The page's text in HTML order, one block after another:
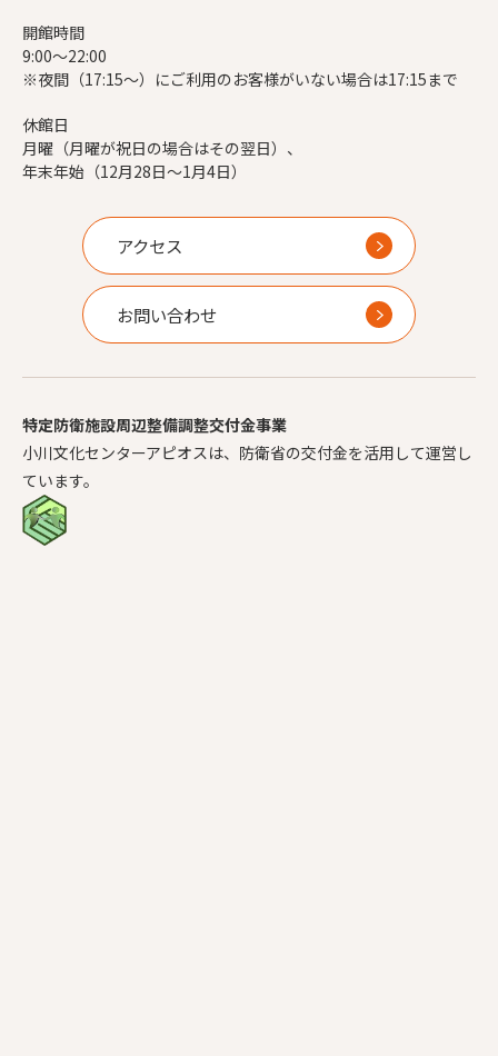
開館時間
9:00～22:00
※夜間（17:15～）にご利用のお客様がいない場合は17:15まで
休館日
月曜（月曜が祝日の場合はその翌日）、
年末年始（12月28日～1月4日）
アクセス
お問い合わせ
特定防衛施設周辺整備調整交付金事業
小川文化センターアピオスは、防衛省の交付金を活用して運営し
ています。